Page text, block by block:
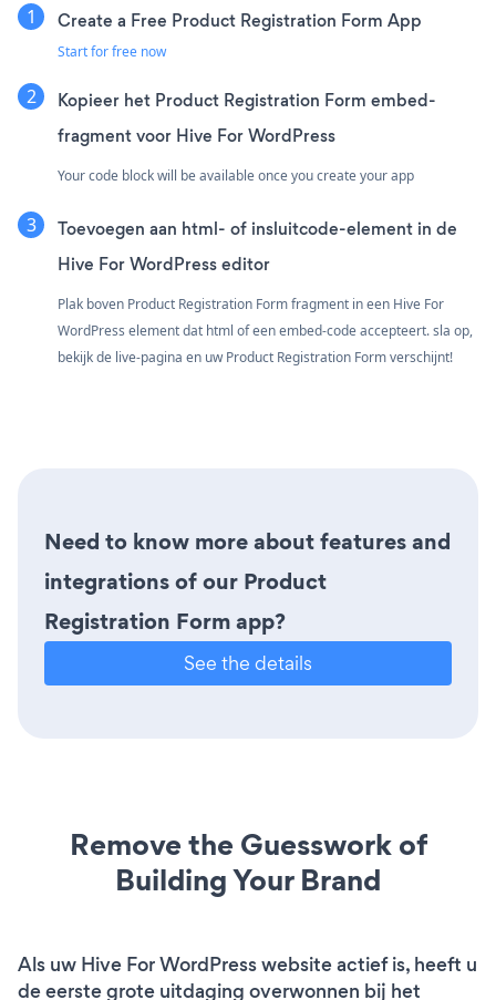
Create a Free Product Registration Form App
Start for free now
Kopieer het Product Registration Form embed-
fragment voor Hive For WordPress
Your code block will be available once you create your app
Toevoegen aan html- of insluitcode-element in de
Hive For WordPress editor
Plak boven Product Registration Form fragment in een Hive For
WordPress element dat html of een embed-code accepteert. sla op,
bekijk de live-pagina en uw Product Registration Form verschijnt!
Need to know more about features and
integrations of our Product
Registration Form app?
See the details
Remove the Guesswork of
Building Your Brand
Als uw Hive For WordPress website actief is, heeft u
de eerste grote uitdaging overwonnen bij het